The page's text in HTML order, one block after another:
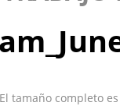
El tamaño completo